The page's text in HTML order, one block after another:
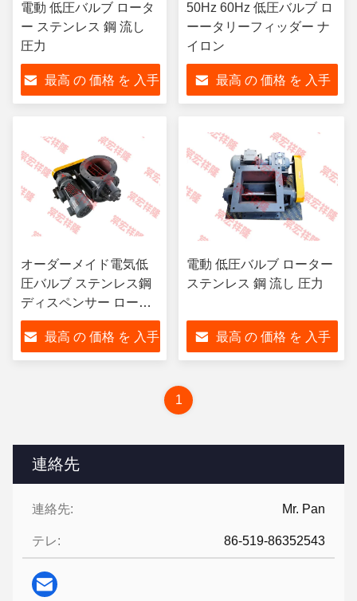
連絡先
連絡先: Mr. Pan
テレ: 86-519-86352543
電動 低圧バルブ ロータ
ー ステンレス 鋼 流し
圧力
最高 の 価格 を 入手
50Hz 60Hz 低圧バルブ ロ
ーータリーフィッダー ナ
イロン
最高 の 価格 を 入手
オーダーメイド電気低
圧バルブ ステンレス鋼
ディスペンサー ローー
タリー 肺
最高 の 価格 を 入手
電動 低圧バルブ ローター
ステンレス 鋼 流し 圧力
最高 の 価格 を 入手
1